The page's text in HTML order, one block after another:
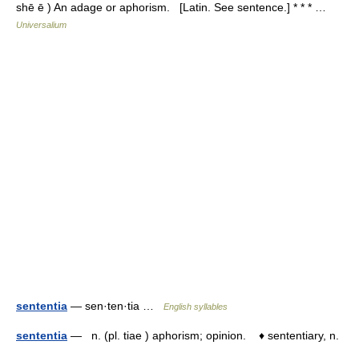
shē ē ) An adage or aphorism. [Latin. See sentence.] * * * …
Universalium
sententia — sen·ten·tia … English syllables
sententia — n. (pl. tiae ) aphorism; opinion. ♦ sententiary, n.